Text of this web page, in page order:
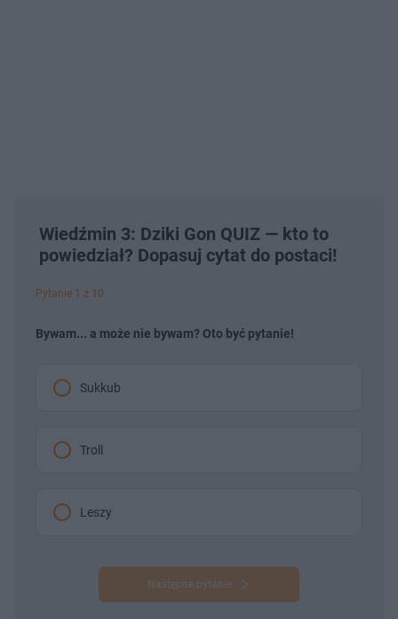
Wiedźmin 3: Dziki Gon QUIZ — kto to
powiedział? Dopasuj cytat do postaci!
Pytanie 1 z 10
Bywam... a może nie bywam? Oto być pytanie!
Sukkub
Troll
Leszy
Następne pytanie